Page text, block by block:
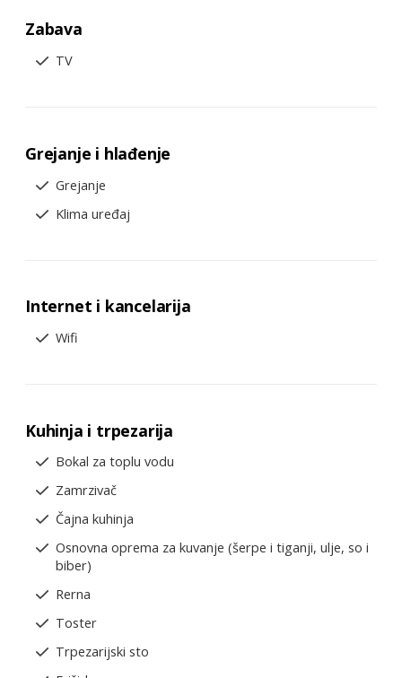
Zabava
TV
Grejanje i hlađenje
Grejanje
Klima uređaj
Internet i kancelarija
Wifi
Kuhinja i trpezarija
Bokal za toplu vodu
Zamrzivač
Čajna kuhinja
Osnovna oprema za kuvanje (šerpe i tiganji, ulje, so i
biber)
Rerna
Toster
Trpezarijski sto